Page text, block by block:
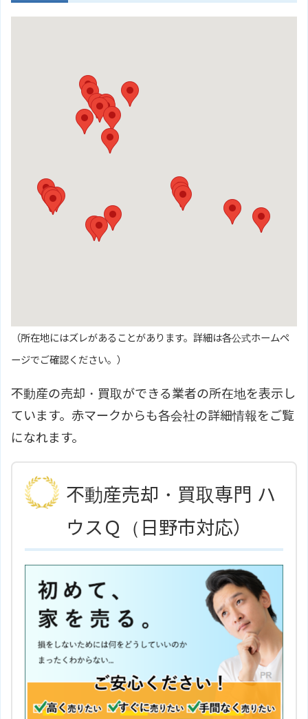
（所在地にはズレがあることがあります。詳細は各公式ホームペ
ージでご確認ください。）
不動産の売却・買取ができる業者の所在地を表示し
ています。赤マークからも各会社の詳細情報をご覧
になれます。
不動産売却・買取専門 ハ
ウスＱ（日野市対応）